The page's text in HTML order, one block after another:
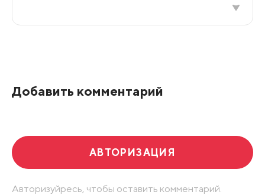
Добавить комментарий
АВТОРИЗАЦИЯ
Авторизуйресь, чтобы оставить комментарий.